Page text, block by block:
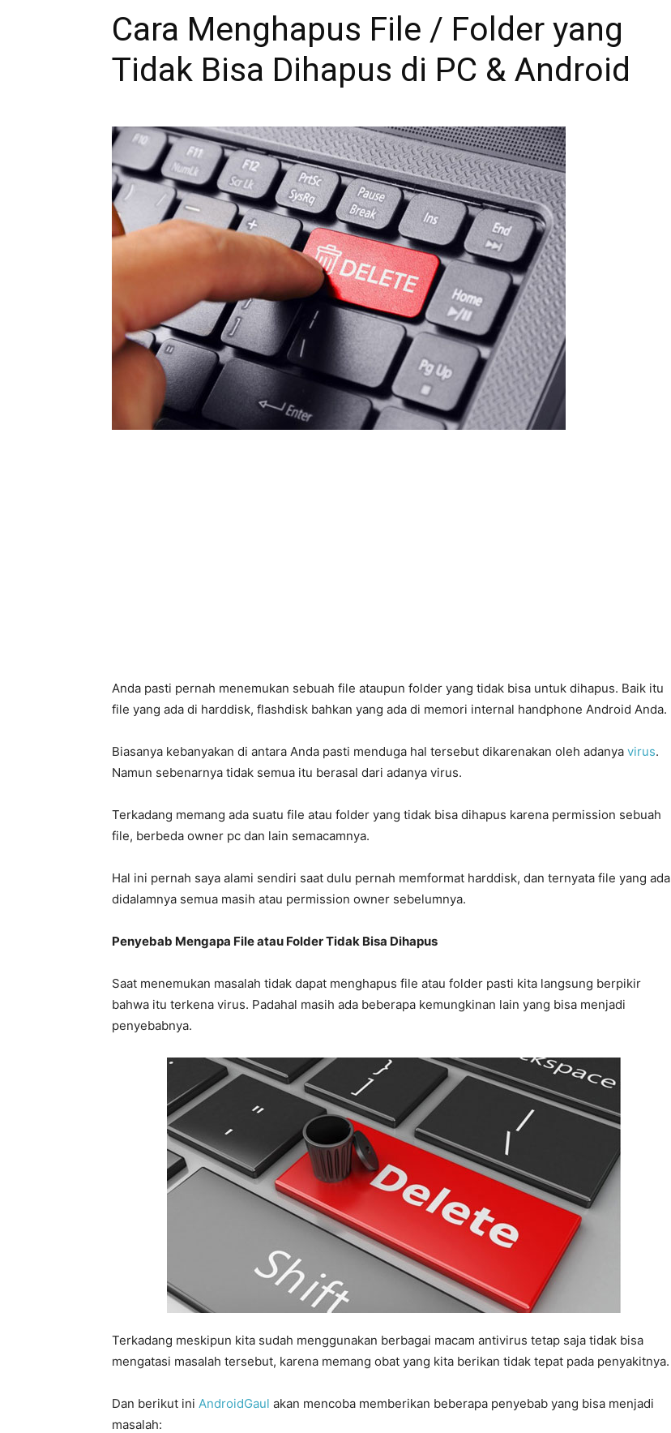
Cara Menghapus File / Folder yang
Tidak Bisa Dihapus di PC & Android
Anda pasti pernah menemukan sebuah file ataupun folder yang tidak bisa untuk dihapus. Baik itu
file yang ada di harddisk, flashdisk bahkan yang ada di memori internal handphone Android Anda.
Biasanya kebanyakan di antara Anda pasti menduga hal tersebut dikarenakan oleh adanya virus.
Namun sebenarnya tidak semua itu berasal dari adanya virus.
Terkadang memang ada suatu file atau folder yang tidak bisa dihapus karena permission sebuah
file, berbeda owner pc dan lain semacamnya.
Hal ini pernah saya alami sendiri saat dulu pernah memformat harddisk, dan ternyata file yang ada
didalamnya semua masih atau permission owner sebelumnya.
Penyebab Mengapa File atau Folder Tidak Bisa Dihapus
Saat menemukan masalah tidak dapat menghapus file atau folder pasti kita langsung berpikir
bahwa itu terkena virus. Padahal masih ada beberapa kemungkinan lain yang bisa menjadi
penyebabnya.
Terkadang meskipun kita sudah menggunakan berbagai macam antivirus tetap saja tidak bisa
mengatasi masalah tersebut, karena memang obat yang kita berikan tidak tepat pada penyakitnya.
Dan berikut ini AndroidGaul akan mencoba memberikan beberapa penyebab yang bisa menjadi
masalah: